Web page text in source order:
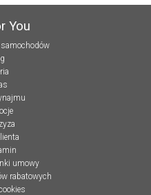
You
umowy
rabatowych